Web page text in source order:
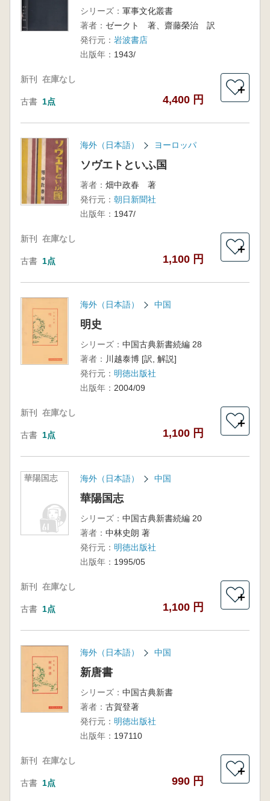
シリーズ： 軍事文化叢書
著者： ゼークト 著、齋藤榮治 訳
発行元： 岩波書店
出版年： 1943/
新刊 在庫なし
古書 1点 4,400 円
＋
海外（日本語） ヨーロッパ
ソヴエトといふ国
著者： 畑中政春 著
発行元： 朝日新聞社
出版年： 1947/
新刊 在庫なし
古書 1点 1,100 円
＋
海外（日本語） 中国
明史
シリーズ： 中国古典新書続編 28
著者： 川越泰博 [訳, 解説]
発行元： 明徳出版社
出版年： 2004/09
新刊 在庫なし
古書 1点 1,100 円
＋
華陽国志 海外（日本語） 中国
華陽国志
シリーズ： 中国古典新書続編 20
著者： 中林史朗 著
発行元： 明徳出版社
出版年： 1995/05
新刊 在庫なし
古書 1点 1,100 円
＋
海外（日本語） 中国
新唐書
シリーズ： 中国古典新書
著者： 古賀登著
発行元： 明徳出版社
出版年： 197110
新刊 在庫なし
古書 1点 990 円
＋